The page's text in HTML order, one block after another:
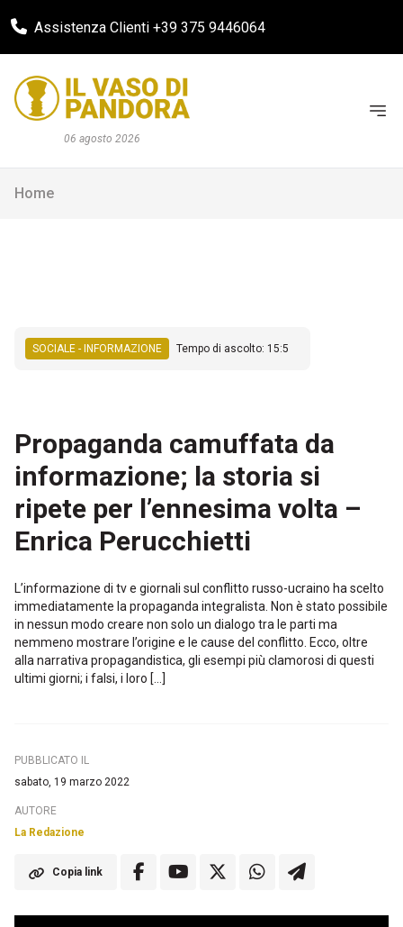
Assistenza Clienti +39 375 9446064
06 agosto 2026
Home
SOCIALE - INFORMAZIONE Tempo di ascolto: 15:5
Propaganda camuffata da
informazione; la storia si
ripete per l’ennesima volta –
Enrica Perucchietti
L’informazione di tv e giornali sul conflitto russo-ucraino ha scelto
immediatamente la propaganda integralista. Non è stato possibile
in nessun modo creare non solo un dialogo tra le parti ma
nemmeno mostrare l’origine e le cause del conflitto. Ecco, oltre
alla narrativa propagandistica, gli esempi più clamorosi di questi
ultimi giorni; i falsi, i loro […]
PUBBLICATO IL
sabato, 19 marzo 2022
AUTORE
La Redazione
Copia link